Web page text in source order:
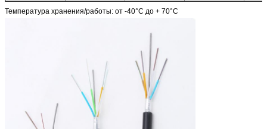
Температура хранения/работы: от -40°C до + 70°C